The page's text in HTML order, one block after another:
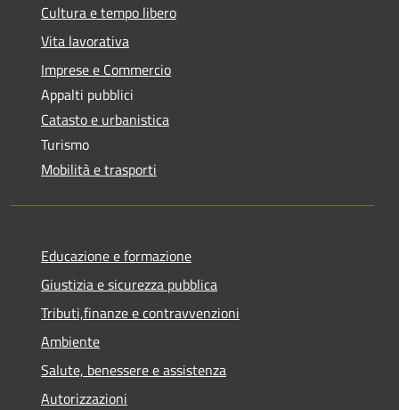
Cultura e tempo libero
Vita lavorativa
Imprese e Commercio
Appalti pubblici
Catasto e urbanistica
Turismo
Mobilità e trasporti
Educazione e formazione
Giustizia e sicurezza pubblica
Tributi,finanze e contravvenzioni
Ambiente
Salute, benessere e assistenza
Autorizzazioni